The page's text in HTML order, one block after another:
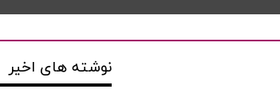
نوشته های اخیر